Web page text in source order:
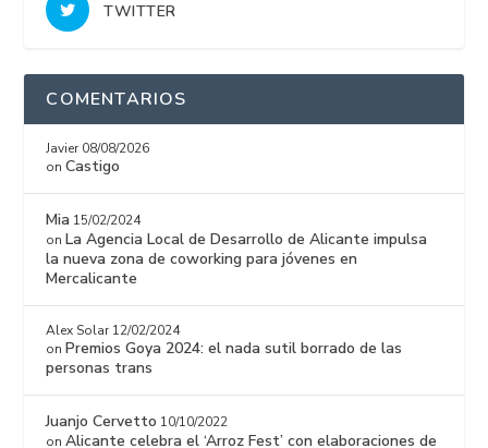
TWITTER
COMENTARIOS
Javier 08/08/2026
onCastigo
Mia 15/02/2024
on La Agencia Local de Desarrollo de Alicante impulsa
la nueva zona de coworking para jóvenes en
Mercalicante
Alex Solar 12/02/2024
on Premios Goya 2024: el nada sutil borrado de las
personas trans
Juanjo Cervetto 10/10/2022
onAlicante celebra el ‘Arroz Fest’ con elaboraciones de